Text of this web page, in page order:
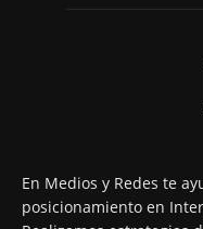
En Medios y Redes te
posicionamiento en